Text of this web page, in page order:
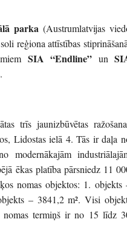
parka (Austrumlatvijas
reģiona attīstības
SIA “Endline” un
trīs jaunizbūvētas
Lidostas ielā 4. Tās ir daļa
modernākajām
ēkas platība pārsniedz 11
nomas objektos: 1. objekts
– 3841,2 m². Visi
nomas termiņš ir no 15 līdz